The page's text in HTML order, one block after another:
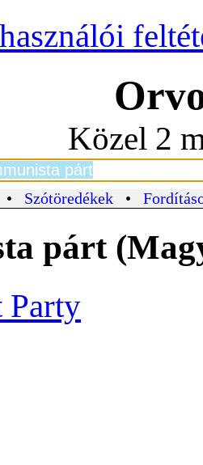
Közel 2
• Szótöredékek •
párt
Party